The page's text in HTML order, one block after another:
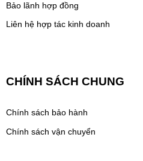
Bảo lãnh hợp đồng
Liên hệ hợp tác kinh doanh
CHÍNH SÁCH CHUNG
Chính sách bảo hành
Chính sách vận chuyển